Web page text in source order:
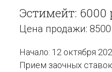
Эстимейт: 6000
Цена продажи: 8500
Начало: 12 октября
Прием заочных